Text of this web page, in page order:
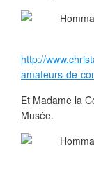
http://
amateurs-de-
Et Madame la
Musée.